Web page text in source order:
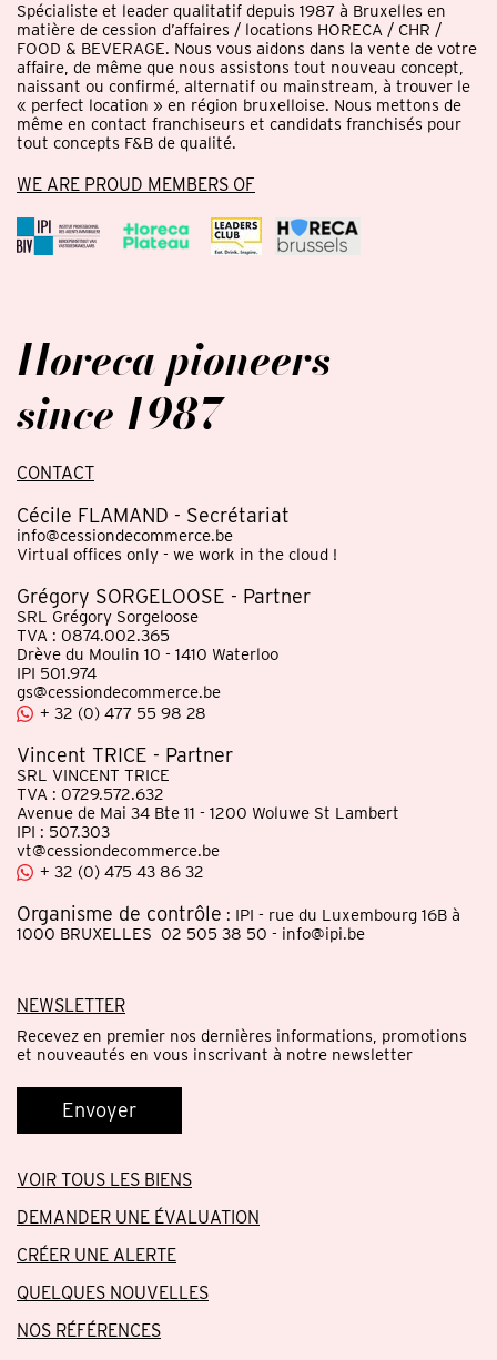
Spécialiste et leader qualitatif depuis 1987 à Bruxelles en
matière de cession d’affaires / locations HORECA / CHR /
FOOD & BEVERAGE. Nous vous aidons dans la vente de votre
affaire, de même que nous assistons tout nouveau concept,
naissant ou confirmé, alternatif ou mainstream, à trouver le
« perfect location » en région bruxelloise. Nous mettons de
même en contact franchiseurs et candidats franchisés pour
tout concepts F&B de qualité.
WE ARE PROUD MEMBERS OF
Horeca pioneers
since 1987
CONTACT
Cécile FLAMAND - Secrétariat
info@cessiondecommerce.be
Virtual offices only - we work in the cloud !
Grégory SORGELOOSE - Partner
SRL Grégory Sorgeloose
TVA : 0874.002.365
Drève du Moulin 10 - 1410 Waterloo
IPI 501.974
gs@cessiondecommerce.be
+ 32 (0) 477 55 98 28
Vincent TRICE - Partner
SRL VINCENT TRICE
TVA : 0729.572.632
Avenue de Mai 34 Bte 11 - 1200 Woluwe St Lambert
IPI : 507.303
vt@cessiondecommerce.be
+ 32 (0) 475 43 86 32
Organisme de contrôle : IPI - rue du Luxembourg 16B à
1000 BRUXELLES 02 505 38 50 - info@ipi.be
NEWSLETTER
Recevez en premier nos dernières informations, promotions
et nouveautés en vous inscrivant à notre newsletter
Envoyer
VOIR TOUS LES BIENS
DEMANDER UNE ÉVALUATION
CRÉER UNE ALERTE
QUELQUES NOUVELLES
NOS RÉFÉRENCES